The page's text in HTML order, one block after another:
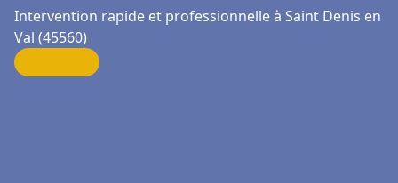
Intervention rapide et professionnelle à Saint Denis en
Val (45560)